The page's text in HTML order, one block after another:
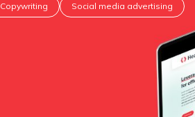
Copywriting Social media advertising